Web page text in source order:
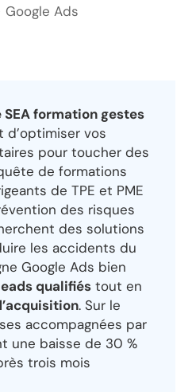
Google Ads
SEA formation gestes
d’optimiser vos
pour toucher des
de formations
de TPE et PME
des risques
des solutions
les accidents du
Google Ads bien
qualifiés tout en
. Sur le
accompagnées par
une baisse de 30 %
trois mois